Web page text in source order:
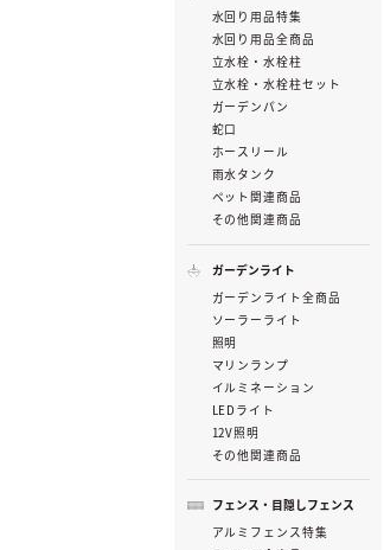
水回り用品特集
水回り用品全商品
立水栓・水栓柱
立水栓・水栓柱セット
ガーデンパン
蛇口
ホースリール
雨水タンク
ペット関連商品
その他関連商品
ガーデンライト
ガーデンライト全商品
ソーラーライト
照明
マリンランプ
イルミネーション
LEDライト
12V照明
その他関連商品
フェンス・目隠しフェンス
アルミフェンス特集